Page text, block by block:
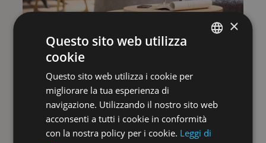
×
Questo sito web utilizza
cookie
Questo sito web utilizza i cookie per
migliorare la tua esperienza di
navigazione. Utilizzando il nostro sito web
acconsenti a tutti i cookie in conformità
con la nostra policy per i cookie. Leggi di